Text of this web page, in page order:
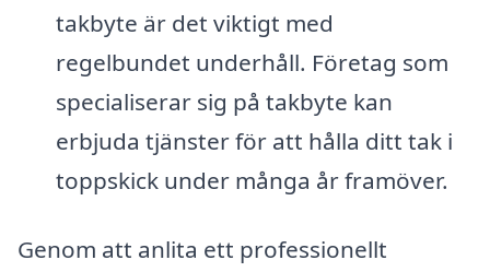
takbyte är det viktigt med
regelbundet underhåll. Företag som
specialiserar sig på takbyte kan
erbjuda tjänster för att hålla ditt tak i
toppskick under många år framöver.
Genom att anlita ett professionellt